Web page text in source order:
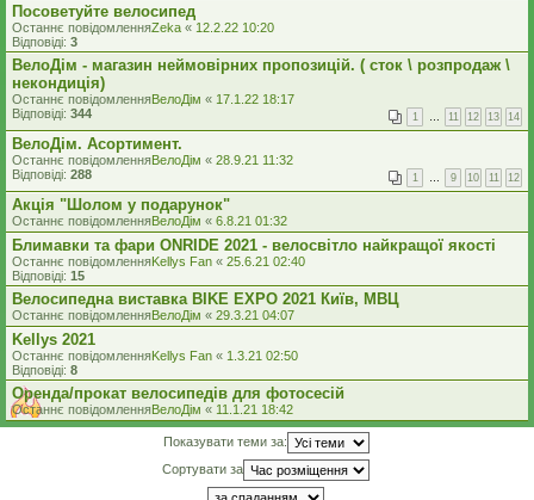
Посоветуйте велосипед
Останнє повідомленняZeka « 12.2.22 10:20
Відповіді: 3
ВелоДім - магазин неймовірних пропозицій. ( сток \ розпродаж \
некондиція)
Останнє повідомленняВелоДім « 17.1.22 18:17
Відповіді: 344 1 … 11 12 13 14
ВелоДім. Асортимент.
Останнє повідомленняВелоДім « 28.9.21 11:32
Відповіді: 288 1 … 9 10 11 12
Акція "Шолом у подарунок"
Останнє повідомленняВелоДім « 6.8.21 01:32
Блимавки та фари ONRIDE 2021 - велосвітло найкращої якості
Останнє повідомленняKellys Fan « 25.6.21 02:40
Відповіді: 15
Велосипедна виставка BIKE EXPO 2021 Київ, МВЦ
Останнє повідомленняВелоДім « 29.3.21 04:07
Kellys 2021
Останнє повідомленняKellys Fan « 1.3.21 02:50
Відповіді: 8
Оренда/прокат велосипедів для фотосесій
Останнє повідомленняВелоДім « 11.1.21 18:42
Показувати теми за:
Сортувати за